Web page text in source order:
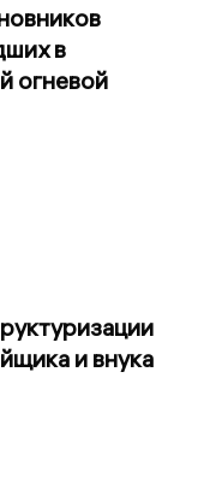
в
огневой
и внука